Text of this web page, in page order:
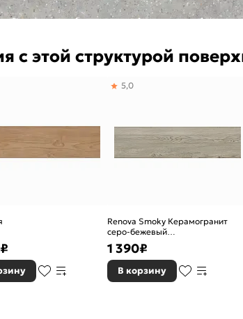
с этой структурой
₽
Renova Smoky Керамогранит
серо-бежевый
K952692R0001LPE0 20х80
5,0
1 390₽
В корзину